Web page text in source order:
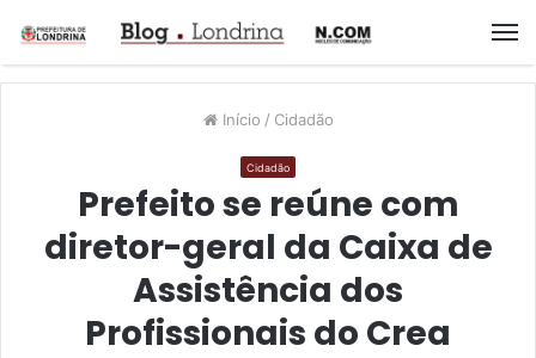
Início / Cidadão
Cidadão
Prefeito se reúne com
diretor-geral da Caixa de
Assistência dos
Profissionais do Crea